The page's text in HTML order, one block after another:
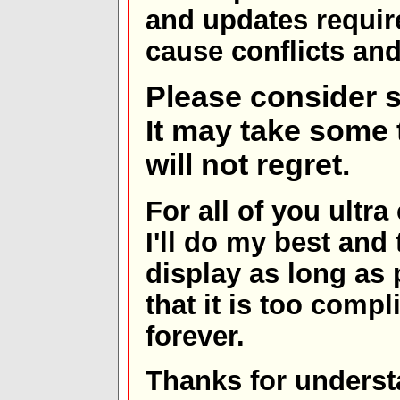
and updates
cause conflicts
Please consider
It may take
will not regret.
For all of you ultra
I'll do my best and
display as long as
that it is too
forever.
Thanks for